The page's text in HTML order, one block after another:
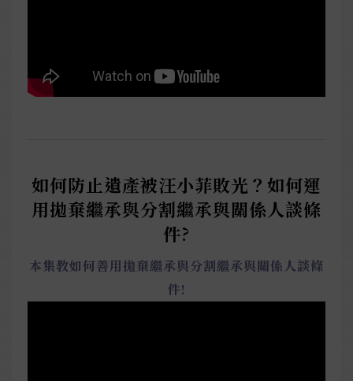
如何防止遺產被汪小菲敗光？如何運
用拋棄繼承與分割繼承與關係人談條
件?
本集教如何善用拋棄繼承與分割繼承與關係人談條
件!